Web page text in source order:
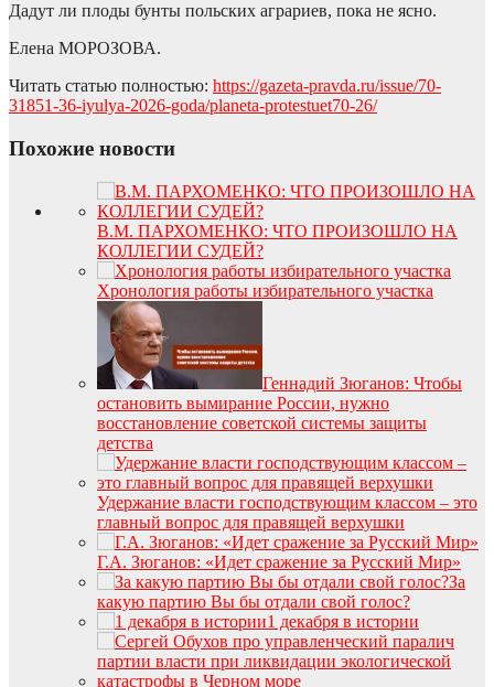
Дадут ли плоды бунты польских аграриев, пока не ясно.
Елена МОРОЗОВА.
Читать статью полностью: https://gazeta-pravda.ru/issue/70-
31851-36-iyulya-2026-goda/planeta-protestuet70-26/
Похожие новости
В.М. ПАРХОМЕНКО: ЧТО ПРОИЗОШЛО НА
КОЛЛЕГИИ СУДЕЙ?
Хронология работы избирательного участка
Геннадий Зюганов: Чтобы
остановить вымирание России, нужно
восстановление советской системы защиты
детства
Удержание власти господствующим классом – это
главный вопрос для правящей верхушки
Г.А. Зюганов: «Идет сражение за Русский Мир»
За
какую партию Вы бы отдали свой голос?
1 декабря в истории